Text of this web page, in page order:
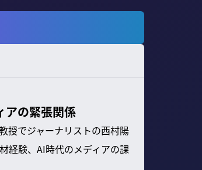
アの緊張関係
授でジャーナリストの西村陽
経験、AI時代のメディアの課